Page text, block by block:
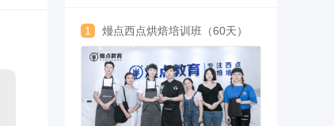
1 熳点西点烘焙培训班（60天）